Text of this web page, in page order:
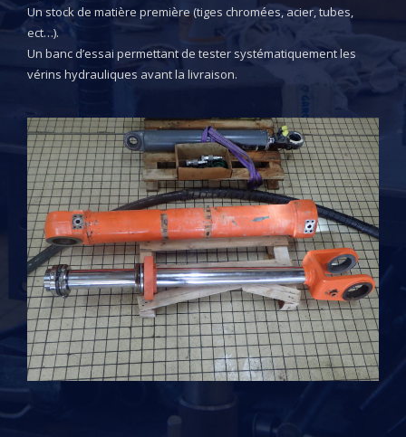
Un stock de matière première (tiges chromées, acier, tubes,
ect…).
Un banc d’essai permettant de tester systématiquement les
vérins hydrauliques avant la livraison.